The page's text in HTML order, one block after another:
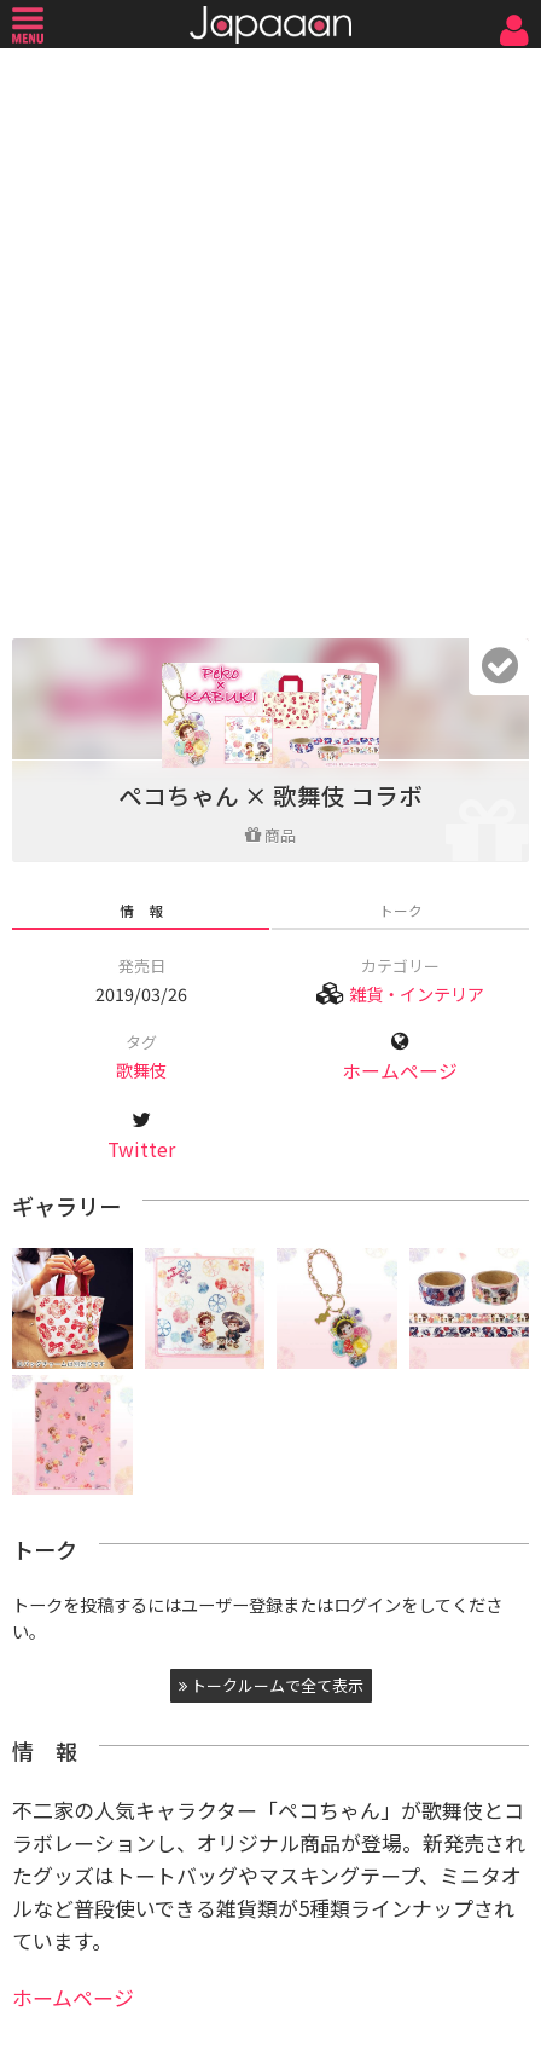
ペコちゃん × 歌舞伎 コラボ
商品
情 報 トーク
発売日
2019/03/26
カテゴリー
雑貨・インテリア
タグ
歌舞伎 ホームページ
Twitter
ギャラリー
トーク
トークを投稿するにはユーザー登録またはログインをしてくださ
い。
トークルームで全て表示
情 報
不二家の人気キャラクター「ペコちゃん」が歌舞伎とコ
ラボレーションし、オリジナル商品が登場。新発売され
たグッズはトートバッグやマスキングテープ、ミニタオ
ルなど普段使いできる雑貨類が5種類ラインナップされ
ています。
ホームページ